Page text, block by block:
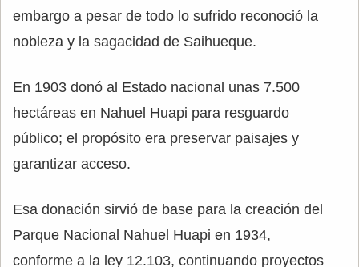
embargo a pesar de todo lo sufrido reconoció la
nobleza y la sagacidad de Saihueque.
En 1903 donó al Estado nacional unas 7.500
hectáreas en Nahuel Huapi para resguardo
público; el propósito era preservar paisajes y
garantizar acceso.
Esa donación sirvió de base para la creación del
Parque Nacional Nahuel Huapi en 1934,
conforme a la ley 12.103, continuando proyectos